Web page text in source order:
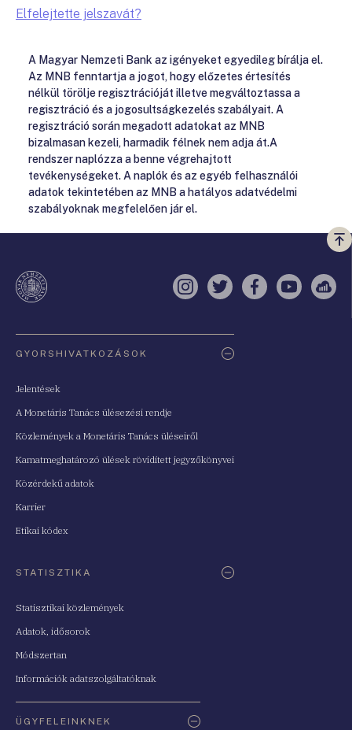
Elfelejtette jelszavát?
A Magyar Nemzeti Bank az igényeket egyedileg bírálja el.
Az MNB fenntartja a jogot, hogy előzetes értesítés
nélkül törölje regisztrációját illetve megváltoztassa a
regisztráció és a jogosultságkezelés szabályait. A
regisztráció során megadott adatokat az MNB
bizalmasan kezeli, harmadik félnek nem adja át.A
rendszer naplózza a benne végrehajtott
tevékenységeket. A naplók és az egyéb felhasználói
adatok tekintetében az MNB a hatályos adatvédelmi
szabályoknak megfelelően jár el.
a
Instagram
TwitterFacebook
YouTube
GYORSHIVATKOZÁSOK
Jelentések
A Monetáris Tanács ülésezési rendje
Közlemények a Monetáris Tanács üléseiről
Kamatmeghatározó ülések rövidített jegyzőkönyvei
Közérdekű adatok
Karrier
Etikai kódex
STATISZTIKA
Statisztikai közlemények
Adatok, idősorok
Módszertan
Információk adatszolgáltatóknak
ÜGYFELEINKNEK